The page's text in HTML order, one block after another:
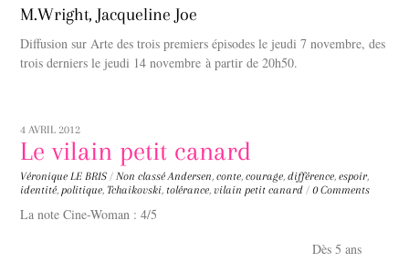
M.Wright, Jacqueline Joe
Diffusion sur Arte des trois premiers épisodes le jeudi 7 novembre, des
trois derniers le jeudi 14 novembre à partir de 20h50.
4 AVRIL 2012
Le vilain petit canard
Véronique LE BRIS / Non classé Andersen,conte,courage,différence,espoir,
identité,politique,Tchaikovski, tolérance,vilain petit canard / 0 Comments
La note Cine-Woman : 4/5
Dès 5 ans